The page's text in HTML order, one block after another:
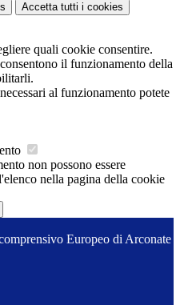
Accetta tutti i cookies
quali cookie consentire.
il funzionamento della
al funzionamento potete
non possono essere
nella pagina della cookie
Europeo di Arconate